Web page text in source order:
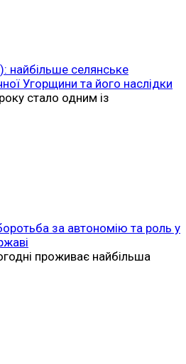
найбільше селянське
Угорщини та його наслідки
стало одним із
за автономію та роль у
проживає найбільша